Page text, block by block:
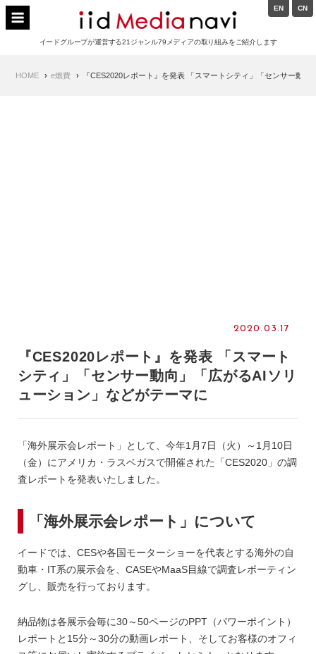
Skip
イードメディアナビ
イードグループが運営する21ジャンル79メディアの取り組みをご紹介します
Navigation
EN CN
HOME e燃費 『CES2020レポート』を発表 「スマートシティ」「センサー動
『CES2020レポート』を発表 「スマート
シティ」「センサー動向」「広がるAIソリ
ューション」などがテーマに
2020.03.17
「海外展示会レポート」として、今年1月7日（火）～1月10日
（金）にアメリカ・ラスベガスで開催された「CES2020」の調
査レポートを発表いたしました。
「海外展示会レポート」について
イードでは、CESや各国モーターショーを代表とする海外の自
動車・IT系の展示会を、CASEやMaaS目線で調査レポーティン
グし、販売を行っております。
納品物は各展示会毎に30～50ページのPPT（パワーポイント）
レポートと15分～30分の動画レポート、そしてお客様のオフィ